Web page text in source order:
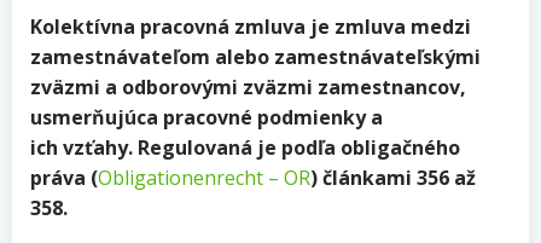
Kolektívna pracovná zmluva je zmluva medzi
zamestnávateľom alebo zamestnávateľskými
zväzmi a odborovými zväzmi zamestnancov,
usmerňujúca pracovné podmienky a
ich vzťahy. Regulovaná je podľa obligačného
práva (Obligationenrecht – OR) článkami 356 až
358.